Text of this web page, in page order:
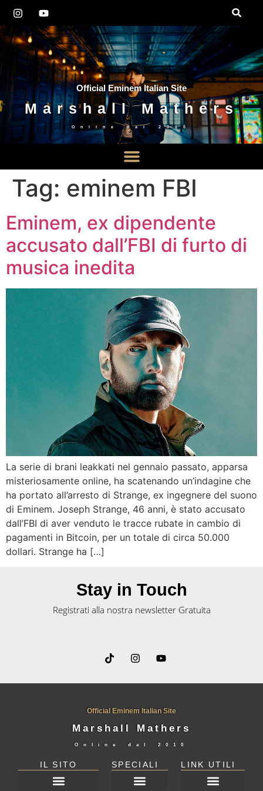
Official Eminem Italian Site
Marshall Mathers
Online dal 2010
Tag: eminem FBI
Eminem, ex dipendente
accusato dall’FBI di furto di
musica inedita
La serie di brani leakkati nel gennaio passato, apparsa
misteriosamente online, ha scatenando un’indagine che
ha portato all’arresto di Strange, ex ingegnere del suono
di Eminem. Joseph Strange, 46 anni, è stato accusato
dall’FBI di aver venduto le tracce rubate in cambio di
pagamenti in Bitcoin, per un totale di circa 50.000
dollari. Strange ha […]
Stay in Touch
Registrati alla nostra newsletter Gratuita
Official Eminem Italian Site
Marshall Mathers
Online dal 2010
IL SITO SPECIALI LINK UTILI